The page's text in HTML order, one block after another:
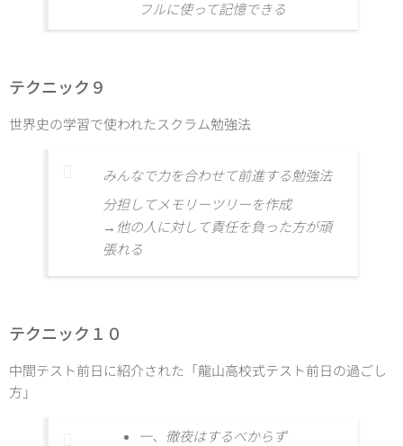
フルに使って記憶できる
テクニック９
世界史の学習で使われたスクラム勉強法
みんなで力を合わせて前進する勉強法
分担してメモリーツリーを作成
→他の人に対して責任を負った方が頑
張れる
テクニック１０
中間テスト前日に紹介された「龍山高校式テスト前日の過ごし
方」
一、徹夜はするべからず